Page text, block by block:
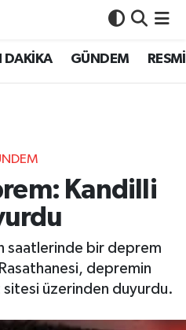
DAKİKA GÜNDEM
Kandilli
saatlerinde bir deprem
depremin
üzerinden duyurdu.
Haritası
ve Fikstür